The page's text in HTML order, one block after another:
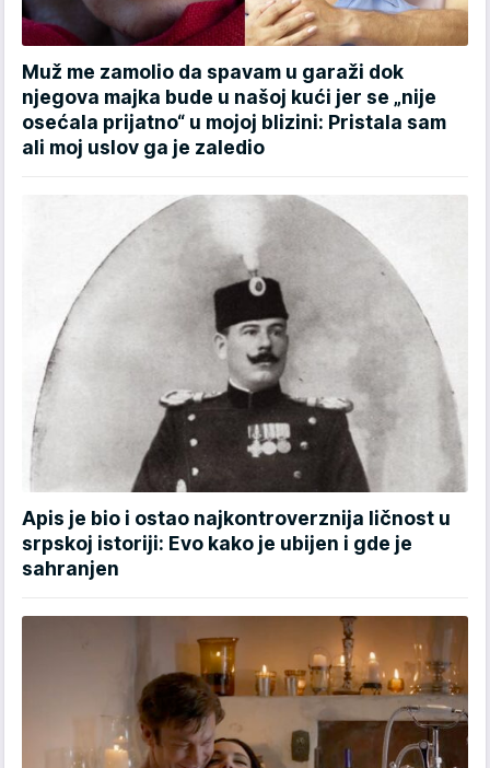
Muž me zamolio da spavam u garaži dok
njegova majka bude u našoj kući jer se „nije
osećala prijatno“ u mojoj blizini: Pristala sam
ali moj uslov ga je zaledio
Apis je bio i ostao najkontroverznija ličnost u
srpskoj istoriji: Evo kako je ubijen i gde je
sahranjen